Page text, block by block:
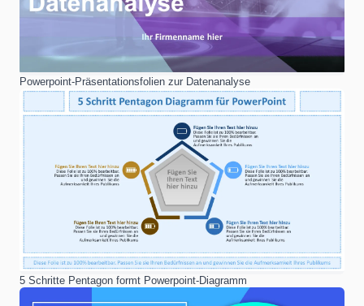
Powerpoint-Präsentationsfolien zur Datenanalyse
5 Schritte Pentagon formt Powerpoint-Diagramm